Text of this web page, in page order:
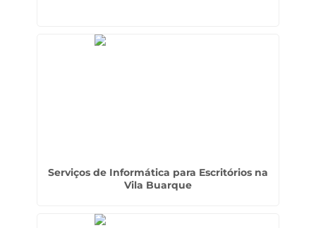
Serviços de Informática para Escritórios na
Vila Buarque